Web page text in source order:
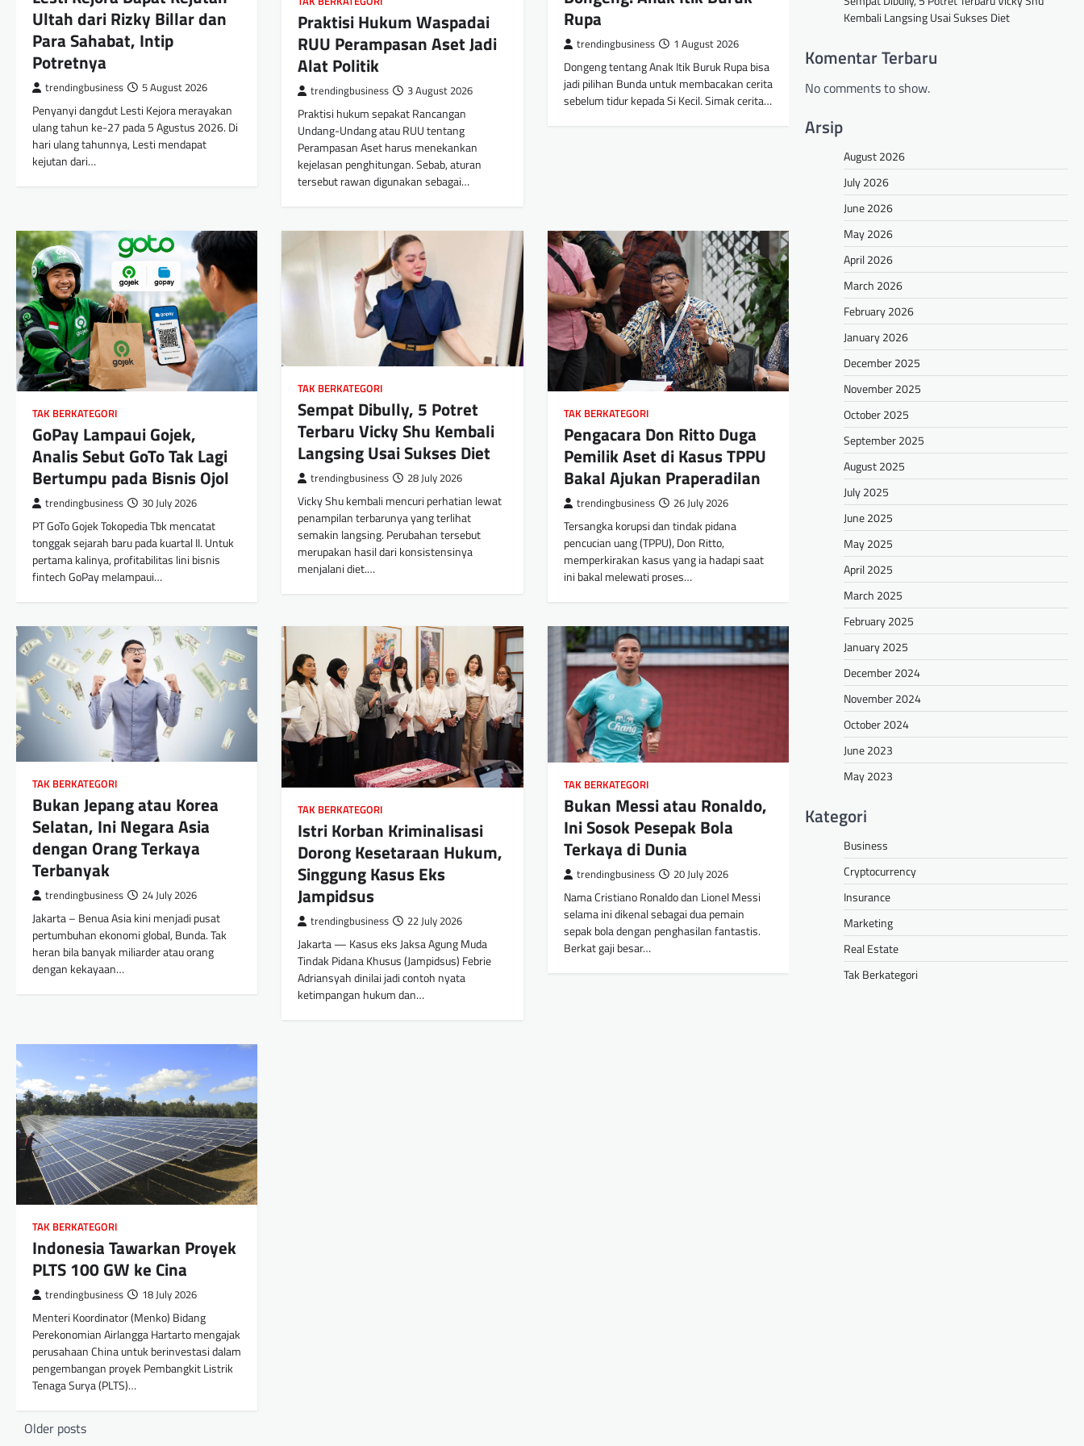
Ultah dari Rizky Billar dan
Para Sahabat, Intip
Potretnya
trendingbusiness 5 August 2026
Penyanyi dangdut Lesti Kejora merayakan
ulang tahun ke-27 pada 5 Agustus 2026. Di
hari ulang tahunnya, Lesti mendapat
kejutan dari…
Praktisi Hukum Waspadai
RUU Perampasan Aset Jadi
Alat Politik
trendingbusiness 3 August 2026
Praktisi hukum sepakat Rancangan
Undang-Undang atau RUU tentang
Perampasan Aset harus menekankan
kejelasan penghitungan. Sebab, aturan
tersebut rawan digunakan sebagai…
Rupa
trendingbusiness 1 August 2026
Dongeng tentang Anak Itik Buruk Rupa bisa
jadi pilihan Bunda untuk membacakan cerita
sebelum tidur kepada Si Kecil. Simak cerita…
TAK BERKATEGORI
GoPay Lampaui Gojek,
Analis Sebut GoTo Tak Lagi
Bertumpu pada Bisnis Ojol
trendingbusiness 30 July 2026
PT GoTo Gojek Tokopedia Tbk mencatat
tonggak sejarah baru pada kuartal II. Untuk
pertama kalinya, profitabilitas lini bisnis
fintech GoPay melampaui…
TAK BERKATEGORI
Sempat Dibully, 5 Potret
Terbaru Vicky Shu Kembali
Langsing Usai Sukses Diet
trendingbusiness 28 July 2026
Vicky Shu kembali mencuri perhatian lewat
penampilan terbarunya yang terlihat
semakin langsing. Perubahan tersebut
merupakan hasil dari konsistensinya
menjalani diet.…
TAK BERKATEGORI
Pengacara Don Ritto Duga
Pemilik Aset di Kasus TPPU
Bakal Ajukan Praperadilan
trendingbusiness 26 July 2026
Tersangka korupsi dan tindak pidana
pencucian uang (TPPU), Don Ritto,
memperkirakan kasus yang ia hadapi saat
ini bakal melewati proses…
TAK BERKATEGORI
Bukan Jepang atau Korea
Selatan, Ini Negara Asia
dengan Orang Terkaya
Terbanyak
trendingbusiness 24 July 2026
Jakarta – Benua Asia kini menjadi pusat
pertumbuhan ekonomi global, Bunda. Tak
heran bila banyak miliarder atau orang
dengan kekayaan…
TAK BERKATEGORI
Istri Korban Kriminalisasi
Dorong Kesetaraan Hukum,
Singgung Kasus Eks
Jampidsus
trendingbusiness 22 July 2026
Jakarta — Kasus eks Jaksa Agung Muda
Tindak Pidana Khusus (Jampidsus) Febrie
Adriansyah dinilai jadi contoh nyata
ketimpangan hukum dan…
TAK BERKATEGORI
Bukan Messi atau Ronaldo,
Ini Sosok Pesepak Bola
Terkaya di Dunia
trendingbusiness 20 July 2026
Nama Cristiano Ronaldo dan Lionel Messi
selama ini dikenal sebagai dua pemain
sepak bola dengan penghasilan fantastis.
Berkat gaji besar…
TAK BERKATEGORI
Indonesia Tawarkan Proyek
PLTS 100 GW ke Cina
trendingbusiness 18 July 2026
Menteri Koordinator (Menko) Bidang
Perekonomian Airlangga Hartarto mengajak
perusahaan China untuk berinvestasi dalam
pengembangan proyek Pembangkit Listrik
Tenaga Surya (PLTS)…
Posts
Older posts
Kembali Langsing Usai Sukses Diet
Komentar Terbaru
No comments to show.
Arsip
August 2026
July 2026
June 2026
May 2026
April 2026
March 2026
February 2026
January 2026
December 2025
November 2025
October 2025
September 2025
August 2025
July 2025
June 2025
May 2025
April 2025
March 2025
February 2025
January 2025
December 2024
November 2024
October 2024
June 2023
May 2023
Kategori
Business
Cryptocurrency
Insurance
Marketing
Real Estate
Tak Berkategori